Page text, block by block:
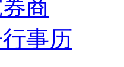
商
事历